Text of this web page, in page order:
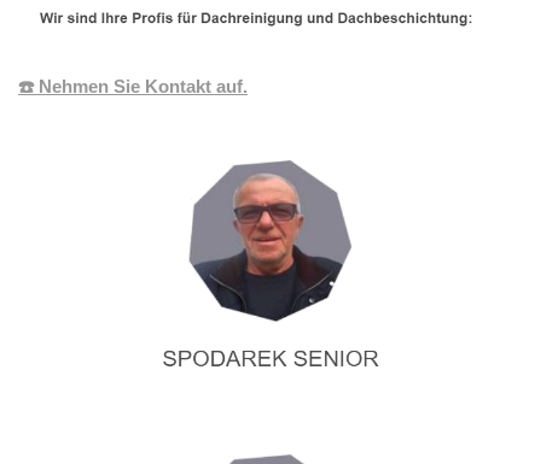
☎️ Nehmen Sie Kontakt auf.